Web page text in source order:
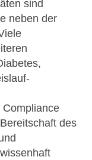
sind
neben der
Compliance
des